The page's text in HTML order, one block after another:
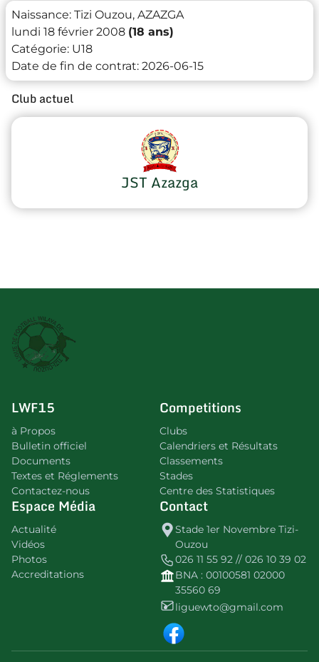
Naissance: Tizi Ouzou, AZAZGA
lundi 18 février 2008 (18 ans)
Catégorie: U18
Date de fin de contrat: 2026-06-15
Club actuel
JST Azazga
LWF15
à Propos
Bulletin officiel
Documents
Textes et Réglements
Contactez-nous
Competitions
Clubs
Calendriers et Résultats
Classements
Stades
Centre des Statistiques
Espace Média
Actualité
Vidéos
Photos
Accreditations
Contact
Stade 1er Novembre Tizi-
Ouzou
026 11 55 92 // 026 10 39 02
BNA : 00100581 02000
35560 69
liguewto@gmail.com